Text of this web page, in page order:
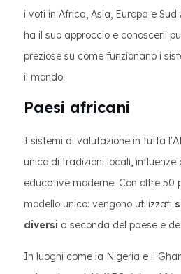
i voti in Africa, Asia, Europa e
ha il suo approccio e conoscerli
preziose su come funzionano i
il mondo.
Paesi africani
I sistemi di valutazione in tutta
unico di tradizioni locali, influenze
educative moderne. Con oltre 50
modello unico: vengono utilizzati
diversi a seconda del paese e
In luoghi come la Nigeria e il